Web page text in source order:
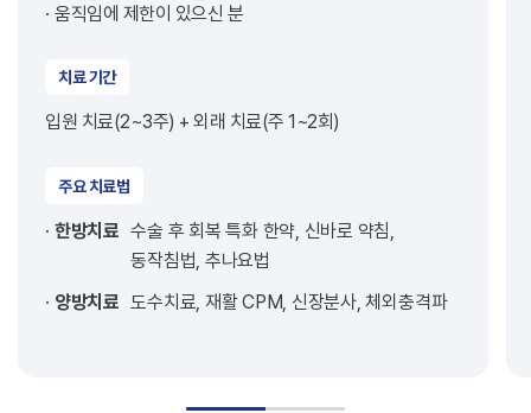
움직임에 제한이 있으신 분
치료 기간
입원 치료(2~3주) + 외래 치료(주 1~2회)
주요 치료법
한방치료 수술 후 회복 특화 한약, 신바로 약침,
동작침법, 추나요법
양방치료
도수치료, 재활 CPM, 신장분사, 체외충격파